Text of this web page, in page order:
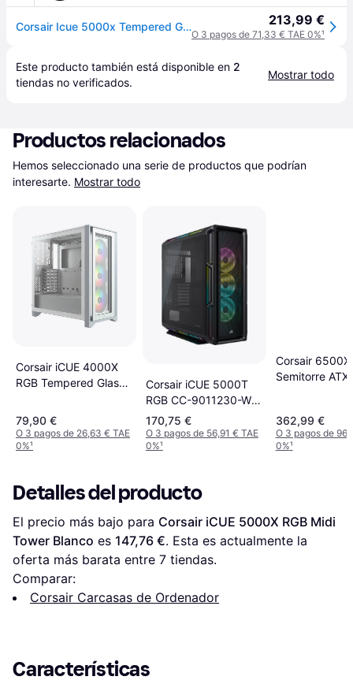
Corsair Icue 5000x Tempered Glass Pc Tower Case Blanco 213,99 €
O 3 pagos de 71,33 € TAE 0%¹
Este producto también está disponible en 2
tiendas no verificados.
Mostrar todo
Productos relacionados
Hemos seleccionado una serie de productos que podrían
interesarte. Mostrar todo
Corsair iCUE 4000X
RGB Tempered Glass
79,90 €
O 3 pagos de 26,63 € TAE
0%¹
Corsair iCUE 5000T
RGB CC-9011230-WW
White
170,75 €
O 3 pagos de 56,91 € TAE
0%¹
Corsair 6500X
Semitorre ATX
362,99 €
O 3 pagos de
0%¹
Detalles del producto
El precio más bajo para Corsair iCUE 5000X RGB Midi
Tower Blanco es 147,76 €. Esta es actualmente la
oferta más barata entre 7 tiendas.
Comparar:
Corsair Carcasas de Ordenador
Características